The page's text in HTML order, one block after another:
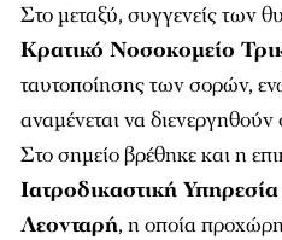
Στο μεταξύ, συγγενείς των
Κρατικό Νοσοκομείο
ταυτοποίησης των σορών,
αναμένεται να διενεργηθούν
Στο σημείο βρέθηκε και η
Ιατροδικαστική
Λεονταρή, η οποία